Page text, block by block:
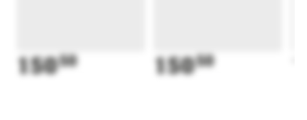
15050 15050